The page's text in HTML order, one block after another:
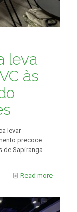
leva
às
levar
precoce
de Sapiranga
Read more